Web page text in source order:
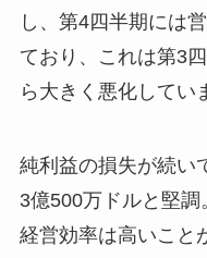
し、第4四半期には
ており、これは第3
ら大きく悪化してい
純利益の損失が続い
3億500万ドルと堅
経営効率は高いこと